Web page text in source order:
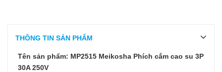
THÔNG TIN SẢN PHẨM
Tên sản phẩm: MP2515 Meikosha Phích cắm cao su 3P
30A 250V